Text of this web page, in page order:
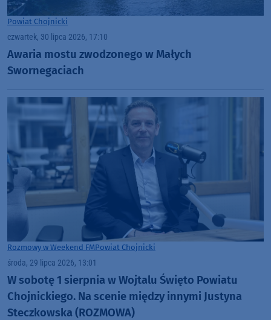
Powiat Chojnicki
czwartek, 30 lipca 2026, 17:10
Awaria mostu zwodzonego w Małych
Swornegaciach
Rozmowy w Weekend FMPowiat Chojnicki
środa, 29 lipca 2026, 13:01
W sobotę 1 sierpnia w Wojtalu Święto Powiatu
Chojnickiego. Na scenie między innymi Justyna
Steczkowska (ROZMOWA)